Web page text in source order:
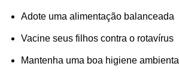
Adote uma alimentação balanceada
Vacine seus filhos contra o rotavírus
Mantenha uma boa higiene ambiental